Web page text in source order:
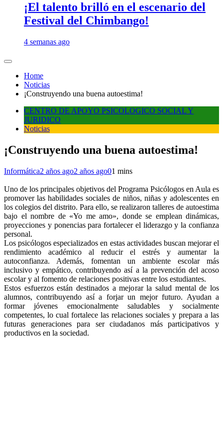
¡El talento brilló en el escenario del
Festival del Chimbango!
4 semanas ago
Home
Noticias
¡Construyendo una buena autoestima!
CENTRO DE APOYO PSICOLOGICO SOCIAL Y
JURIDICO
Noticias
¡Construyendo una buena autoestima!
Informática2 años ago2 años ago01 mins
Uno de los principales objetivos del Programa Psicólogos en Aula es
promover las habilidades sociales de niños, niñas y adolescentes en
los colegios del distrito. Para ello, se realizaron talleres de autoestima
bajo el nombre de «Yo me amo», donde se emplean dinámicas,
proyecciones y ponencias para fortalecer el liderazgo y la confianza
personal.
Los psicólogos especializados en estas actividades buscan mejorar el
rendimiento académico al reducir el estrés y aumentar la
autoconfianza. Además, fomentan un ambiente escolar más
inclusivo y empático, contribuyendo así a la prevención del acoso
escolar y al fomento de relaciones positivas entre los estudiantes.
Estos esfuerzos están destinados a mejorar la salud mental de los
alumnos, contribuyendo así a forjar un mejor futuro. Ayudan a
formar jóvenes emocionalmente saludables y socialmente
competentes, lo cual fortalece las relaciones sociales y prepara a las
futuras generaciones para ser ciudadanos más participativos y
productivos en la sociedad.